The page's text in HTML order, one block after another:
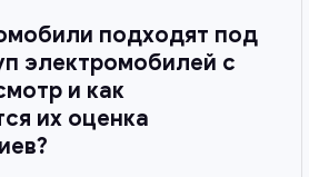
подходят под
электромобилей с
и как
их оценка
?